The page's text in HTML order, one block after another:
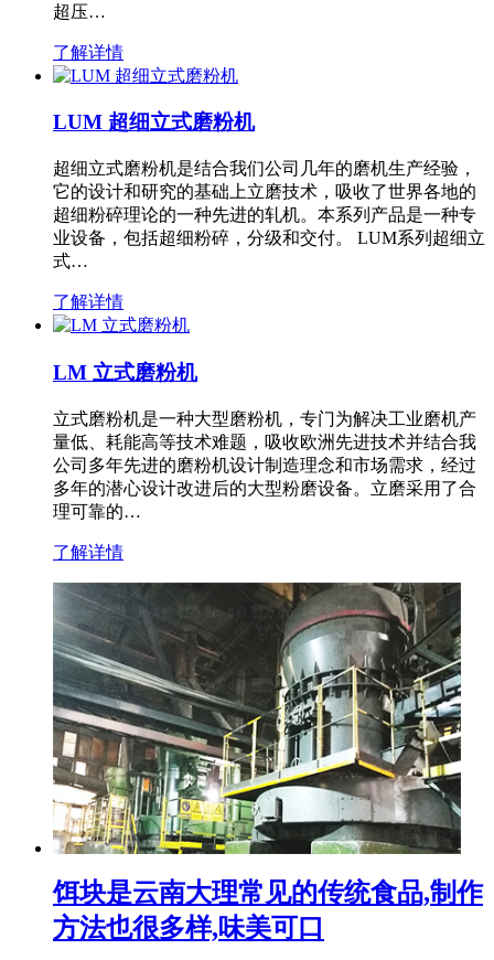
超压…
了解详情
LUM 超细立式磨粉机
超细立式磨粉机是结合我们公司几年的磨机生产经验，
它的设计和研究的基础上立磨技术，吸收了世界各地的
超细粉碎理论的一种先进的轧机。本系列产品是一种专
业设备，包括超细粉碎，分级和交付。 LUM系列超细立
式…
了解详情
LM 立式磨粉机
立式磨粉机是一种大型磨粉机，专门为解决工业磨机产
量低、耗能高等技术难题，吸收欧洲先进技术并结合我
公司多年先进的磨粉机设计制造理念和市场需求，经过
多年的潜心设计改进后的大型粉磨设备。立磨采用了合
理可靠的…
了解详情
饵块是云南大理常见的传统食品,制作
方法也很多样,味美可口